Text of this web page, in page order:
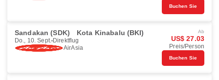
Buchen Sie
Sandakan (SDK) Kota Kinabalu (BKI)
Do., 10. Sept. Direktflug
AirAsia
Ab
US$ 27.03
Preis/Person
Buchen Sie